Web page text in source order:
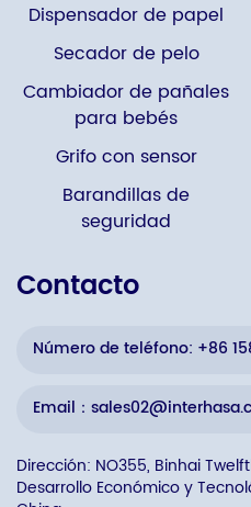
Dispensador de papel
Secador de pelo
Cambiador de pañales
para bebés
Grifo con sensor
Barandillas de
seguridad
Contacto
Número de teléfono: +86
Email：
Dirección: NO355, Binhai
Desarrollo Económico y